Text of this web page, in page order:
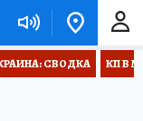
СВОДКА КП В